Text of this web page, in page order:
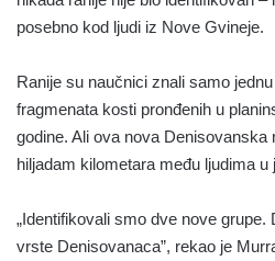
posebno kod ljudi iz Nove Gvineje.
Ranije su naučnici znali samo
fragmenata kosti pronđenih u
godine. Ali ova nova Denisovanska
hiljadam kilometara među ljudima
„Identifikovali smo dve nove
vrste Denisovanaca”, rekao je